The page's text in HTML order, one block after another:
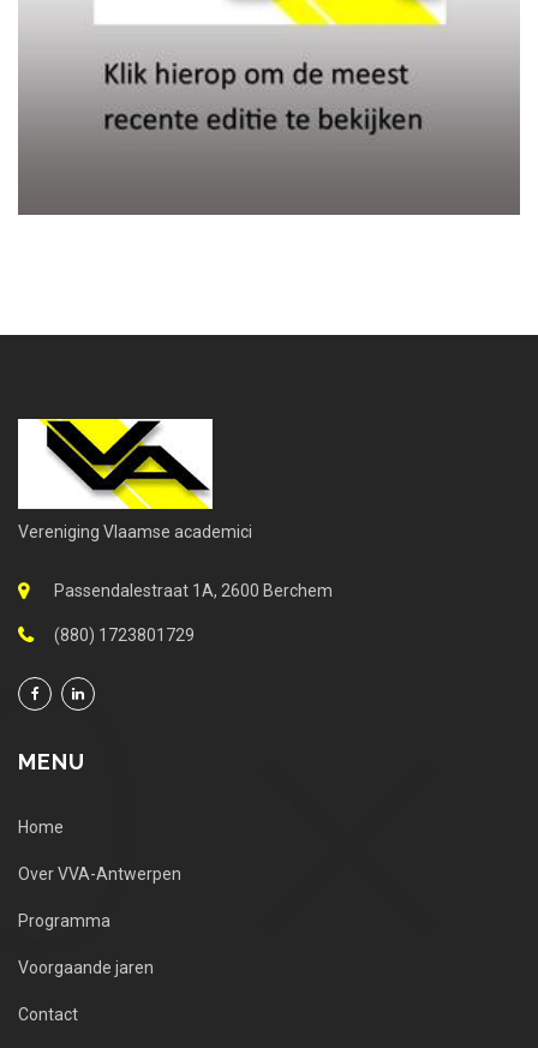
Vereniging Vlaamse academici
Passendalestraat 1A, 2600 Berchem
(880) 1723801729
MENU
Home
Over VVA-Antwerpen
Programma
Voorgaande jaren
Contact